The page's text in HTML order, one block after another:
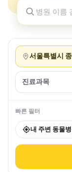
서울특별시
진료과목
빠른 필터
내 주변 동물